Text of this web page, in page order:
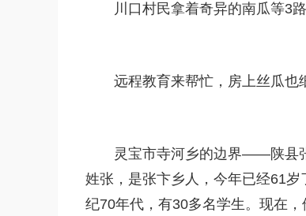
川口村民拿着奇异的南瓜等3
远程教育来帮忙，房上丝瓜也
灵宝市寺河乡的边界——陕县
姓张，是张卞乡人，今年已经61
纪70年代，有30多名学生。现在